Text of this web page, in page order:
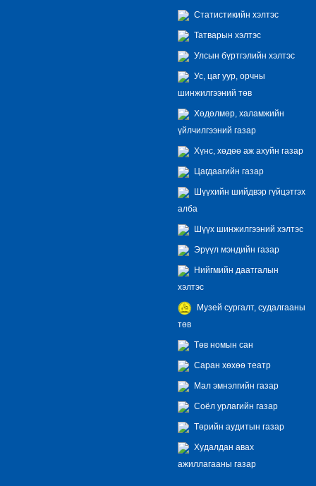
Статистикийн хэлтэс
Татварын хэлтэс
Улсын бүртгэлийн хэлтэс
Ус, цаг уур, орчны
шинжилгээний төв
Хөдөлмөр, халамжийн
үйлчилгээний газар
Хүнс, хөдөө аж ахуйн газар
Цагдаагийн газар
Шүүхийн шийдвэр гүйцэтгэх
алба
Шүүх шинжилгээний хэлтэс
Эрүүл мэндийн газар
Нийгмийн даатгалын
хэлтэс
Музей сургалт, судалгааны
төв
Төв номын сан
Саран хөхөө театр
Мал эмнэлгийн газар
Соёл урлагийн газар
Төрийн аудитын газар
Худалдан авах
ажиллагааны газар